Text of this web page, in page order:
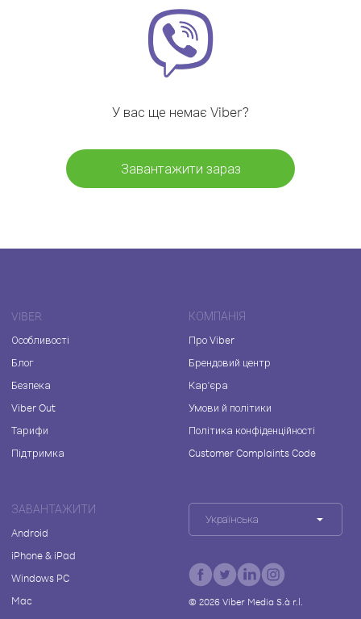
У вас ще немає Viber?
Завантажити зараз
VIBER
Особливості
Блог
Безпека
Viber Out
Тарифи
Підтримка
КОМПАНІЯ
Про Viber
Брендовий центр
Кар'єра
Умови й політики
Політика конфіденційності
Customer Complaints Code
ЗАВАНТАЖИТИ
Android
iPhone & iPad
Windows PC
Mac
Українська
© 2026Viber Media S.à r.l.